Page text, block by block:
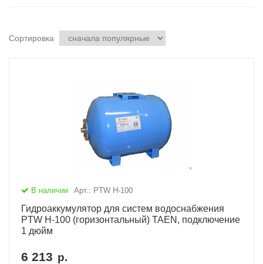
Сортировка
В наличии Арт.: PTW H-100
Гидроаккумулятор для систем водоснабжения
PTW H-100 (горизонтальный) TAEN, подключение
1 дюйм
6 213 р.